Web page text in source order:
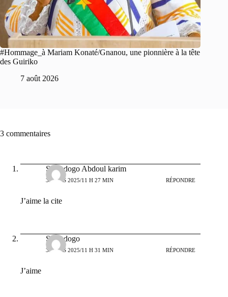
#Hommage_à Mariam Konaté/Gnanou, une pionnière à la tête
des Guiriko
7 août 2026
3 commentaires
Sawadogo Abdoul karim
3 MARS 2025/11 H 27 MIN RÉPONDRE
J’aime la cite
Sawadogo
3 MARS 2025/11 H 31 MIN RÉPONDRE
J’aime